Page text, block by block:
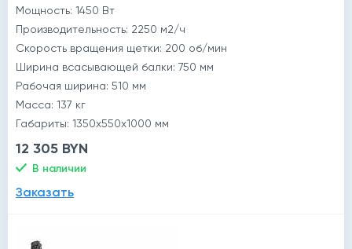
Мощность: 1450 Вт
Производительность: 2250 м2/ч
Скорость вращения щетки: 200 об/мин
Ширина всасывающей балки: 750 мм
Рабочая ширина: 510 мм
Масса: 137 кг
Габариты: 1350x550x1000 мм
12 305 BYN
В наличии
Заказать